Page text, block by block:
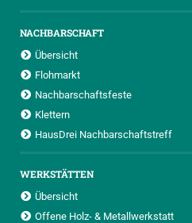
NACHBARSCHAFT
Übersicht
Flohmarkt
Nachbarschaftsfeste
Klettern
HausDrei Nachbarschaftstreff
WERKSTÄTTEN
Übersicht
Offene Holz- & Metallwerkstatt